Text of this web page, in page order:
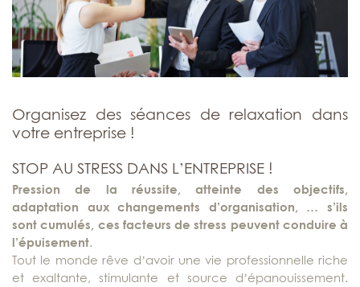
Organisez des séances de relaxation dans
votre entreprise !
STOP AU STRESS DANS L’ENTREPRISE !
Pression de la réussite, atteinte des objectifs,
adaptation aux changements d’organisation, … s’ils
sont cumulés, ces facteurs de stress peuvent conduire à
l’épuisement.
Tout le monde rêve d’avoir une vie professionnelle riche
et exaltante, stimulante et source d’épanouissement.